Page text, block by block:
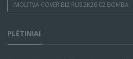
MOLITVA COVER BI2 RUS 2K26 02 BOMBA
PLĖTINIAI